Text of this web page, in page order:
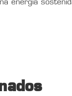
energía